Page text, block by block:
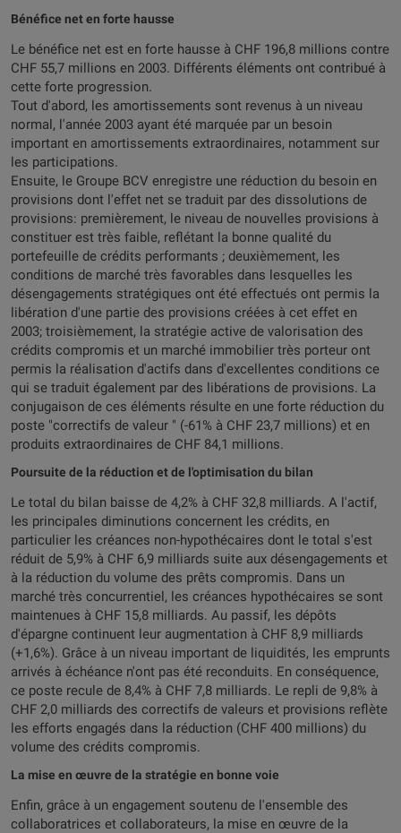
Bénéfice net en forte hausse
Le bénéfice net est en forte hausse à CHF 196,8 millions contre
CHF 55,7 millions en 2003. Différents éléments ont contribué à
cette forte progression.
Tout d'abord, les amortissements sont revenus à un niveau
normal, l'année 2003 ayant été marquée par un besoin
important en amortissements extraordinaires, notamment sur
les participations.
Ensuite, le Groupe BCV enregistre une réduction du besoin en
provisions dont l'effet net se traduit par des dissolutions de
provisions: premièrement, le niveau de nouvelles provisions à
constituer est très faible, reflétant la bonne qualité du
portefeuille de crédits performants ; deuxièmement, les
conditions de marché très favorables dans lesquelles les
désengagements stratégiques ont été effectués ont permis la
libération d'une partie des provisions créées à cet effet en
2003; troisièmement, la stratégie active de valorisation des
crédits compromis et un marché immobilier très porteur ont
permis la réalisation d'actifs dans d'excellentes conditions ce
qui se traduit également par des libérations de provisions. La
conjugaison de ces éléments résulte en une forte réduction du
poste "correctifs de valeur " (-61% à CHF 23,7 millions) et en
produits extraordinaires de CHF 84,1 millions.
Poursuite de la réduction et de l'optimisation du bilan
Le total du bilan baisse de 4,2% à CHF 32,8 milliards. A l'actif,
les principales diminutions concernent les crédits, en
particulier les créances non-hypothécaires dont le total s'est
réduit de 5,9% à CHF 6,9 milliards suite aux désengagements et
à la réduction du volume des prêts compromis. Dans un
marché très concurrentiel, les créances hypothécaires se sont
maintenues à CHF 15,8 milliards. Au passif, les dépôts
d'épargne continuent leur augmentation à CHF 8,9 milliards
(+1,6%). Grâce à un niveau important de liquidités, les emprunts
arrivés à échéance n'ont pas été reconduits. En conséquence,
ce poste recule de 8,4% à CHF 7,8 milliards. Le repli de 9,8% à
CHF 2,0 milliards des correctifs de valeurs et provisions reflète
les efforts engagés dans la réduction (CHF 400 millions) du
volume des crédits compromis.
La mise en œuvre de la stratégie en bonne voie
Enfin, grâce à un engagement soutenu de l'ensemble des
collaboratrices et collaborateurs, la mise en œuvre de la